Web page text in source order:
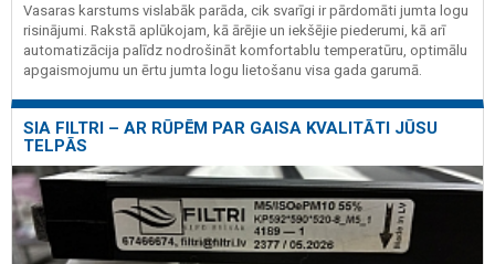
Vasaras karstums vislabāk parāda, cik svarīgi ir pārdomāti jumta logu
risinājumi. Rakstā aplūkojam, kā ārējie un iekšējie piederumi, kā arī
automatizācija palīdz nodrošināt komfortablu temperatūru, optimālu
apgaismojumu un ērtu jumta logu lietošanu visa gada garumā.
SIA FILTRI – AR RŪPĒM PAR GAISA KVALITĀTI JŪSU
TELPĀS